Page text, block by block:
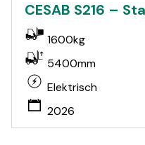
CESAB S216 –
1600kg
5400mm
Elektrisch
2026